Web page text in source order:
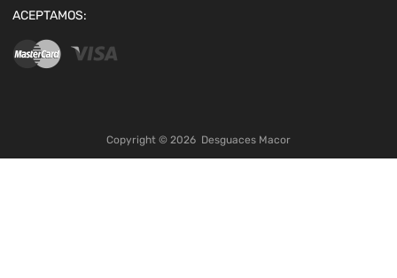
ACEPTAMOS:
Copyright © 2026 Desguaces Macor